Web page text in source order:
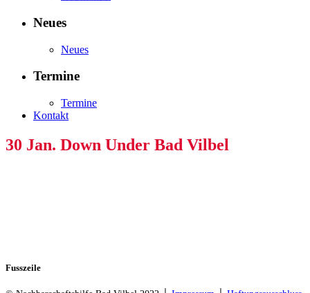
Neues
Neues
Termine
Termine
Kontakt
30 Jan. Down Under Bad Vilbel
Fusszeile